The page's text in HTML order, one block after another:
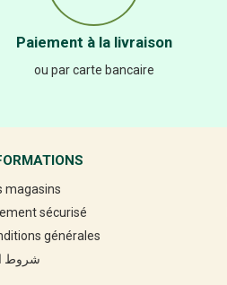
Paiement à la livraison
ou par carte bancaire
magasins
sécurisé
générales
شروط